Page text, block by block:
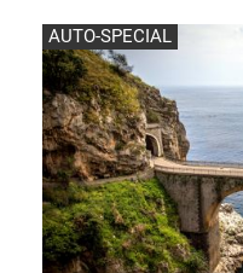
AUTO-SPECIAL